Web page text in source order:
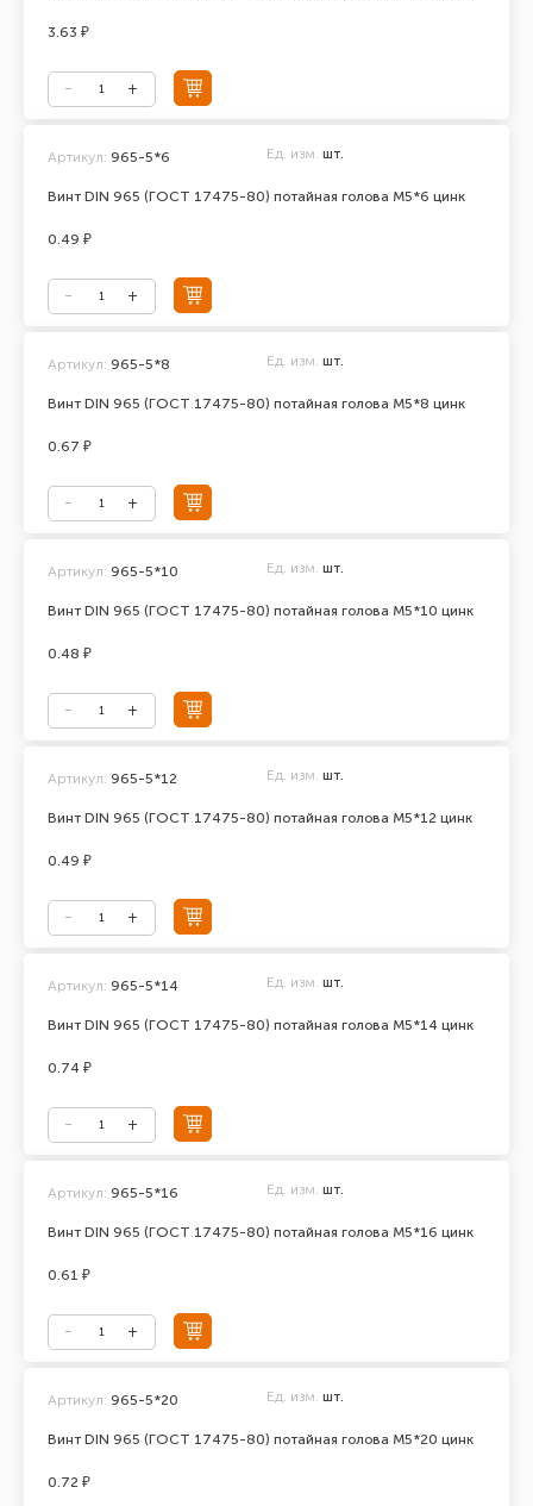
3.63 ₽
Винт DIN 965 (ГОСТ 17475-80) потайная голова М5*6 цинк
Артикул: 965-5*6 Ед. изм. шт.
0.49 ₽
Винт DIN 965 (ГОСТ 17475-80) потайная голова М5*8 цинк
Артикул: 965-5*8 Ед. изм. шт.
0.67 ₽
Винт DIN 965 (ГОСТ 17475-80) потайная голова М5*10 цинк
Артикул: 965-5*10 Ед. изм. шт.
0.48 ₽
Винт DIN 965 (ГОСТ 17475-80) потайная голова М5*12 цинк
Артикул: 965-5*12 Ед. изм. шт.
0.49 ₽
Винт DIN 965 (ГОСТ 17475-80) потайная голова М5*14 цинк
Артикул: 965-5*14 Ед. изм. шт.
0.74 ₽
Винт DIN 965 (ГОСТ 17475-80) потайная голова М5*16 цинк
Артикул: 965-5*16 Ед. изм. шт.
0.61 ₽
Винт DIN 965 (ГОСТ 17475-80) потайная голова М5*20 цинк
Артикул: 965-5*20 Ед. изм. шт.
0.72 ₽